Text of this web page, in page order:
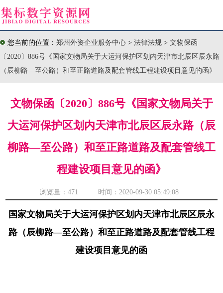
您当前的位置： 郑州外资企业服务中心 > 法律法规 > 文物保函
〔2020〕886号《国家文物局关于大运河保护区划内天津市北辰区辰永路
（辰柳路—至公路）和至正路道路及配套管线工程建设项目意见的函》
文物保函〔2020〕886号《国家文物局关于
大运河保护区划内天津市北辰区辰永路（辰
柳路—至公路）和至正路道路及配套管线工
程建设项目意见的函》
浏览量： 471 时间：2020-09-30 05:49:08
国家文物局关于大运河保护区划内天津市北辰区辰永
路（辰柳路—至公路）和至正路道路及配套管线工程
建设项目意见的函